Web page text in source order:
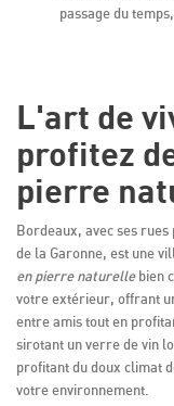
passage du
L'art de
profitez
pierre
Bordeaux, avec ses rues
de la Garonne, est une
en pierre naturellebien
votre extérieur, offrant
entre amis tout en
sirotant un verre de vin
profitant du doux climat
votre environnement.